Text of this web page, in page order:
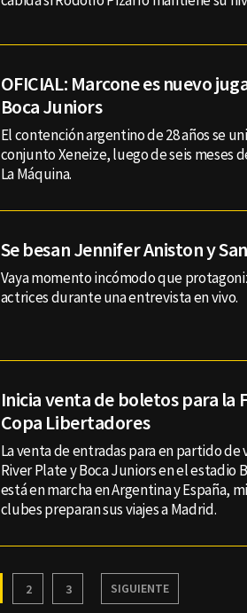
OFICIAL: Marcone es nuevo
Boca Juniors
El contención argentino de 28 años se
conjunto Xeneize, luego de seis meses
La Máquina.
Se besan Jennifer Aniston y
Vaya momento incómodo que
actrices durante una entrevista en vivo.
Inicia venta de boletos para la
Copa Libertadores
La venta de entradas para en partido
River Plate y Boca Juniors en el estadio
está en marcha en Argentina y España,
clubes preparan sus viajes a Madrid.
2 3 SIGUIENTE